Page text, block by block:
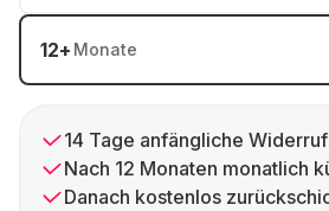
12+ Monate
14 Tage anfängliche
Nach 12 Monaten monatlich
Danach kostenlos